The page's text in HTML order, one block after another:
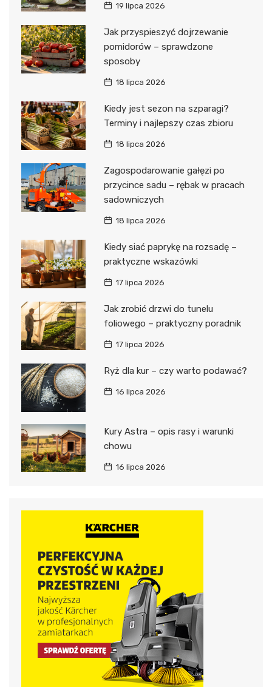
19 lipca 2026
Jak przyspieszyć dojrzewanie
pomidorów – sprawdzone
sposoby
18 lipca 2026
Kiedy jest sezon na szparagi?
Terminy i najlepszy czas zbioru
18 lipca 2026
Zagospodarowanie gałęzi po
przycince sadu – rębak w pracach
sadowniczych
18 lipca 2026
Kiedy siać paprykę na rozsadę –
praktyczne wskazówki
17 lipca 2026
Jak zrobić drzwi do tunelu
foliowego – praktyczny poradnik
17 lipca 2026
Ryż dla kur – czy warto podawać?
16 lipca 2026
Kury Astra – opis rasy i warunki
chowu
16 lipca 2026